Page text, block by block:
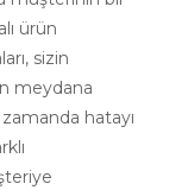
ürün
sizin
meydana
hatayı